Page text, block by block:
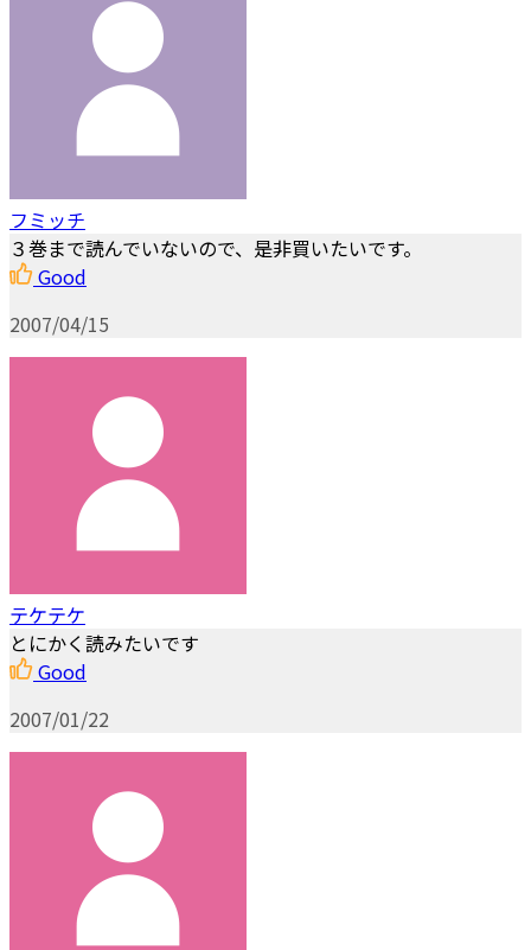
フミッチ
３巻まで読んでいないので、是非買いたいです。
Good
2007/04/15
テケテケ
とにかく読みたいです
Good
2007/01/22